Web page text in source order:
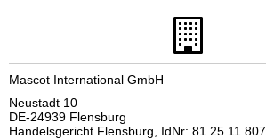
Mascot International GmbH
Neustadt 10
DE-24939 Flensburg
Handelsgericht Flensburg, IdNr: 81 25 11 807